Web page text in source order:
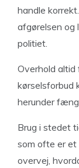
handle
afgørelsen og
politiet.
Overhold altid
kørselsforbud
herunder
Brug i stedet
som ofte er
overvej,